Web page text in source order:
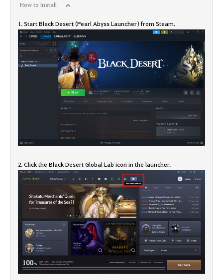
How to Install
1. Start Black Desert (Pearl Abyss Launcher) from Steam.
2. Click the Black Desert Global Lab icon in the launcher.